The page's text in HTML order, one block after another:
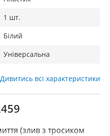
1 шт.
Білий
Універсальна
Дивитись всі характеристики
(злив з тросиком